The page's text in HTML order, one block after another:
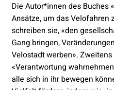
Die Autor*innen des Buches
Ansätze, um das Velofahren
schreiben sie, «den
Gang bringen,
Velostadt werben».
«Verantwortung
alle sich in ihr bewegen